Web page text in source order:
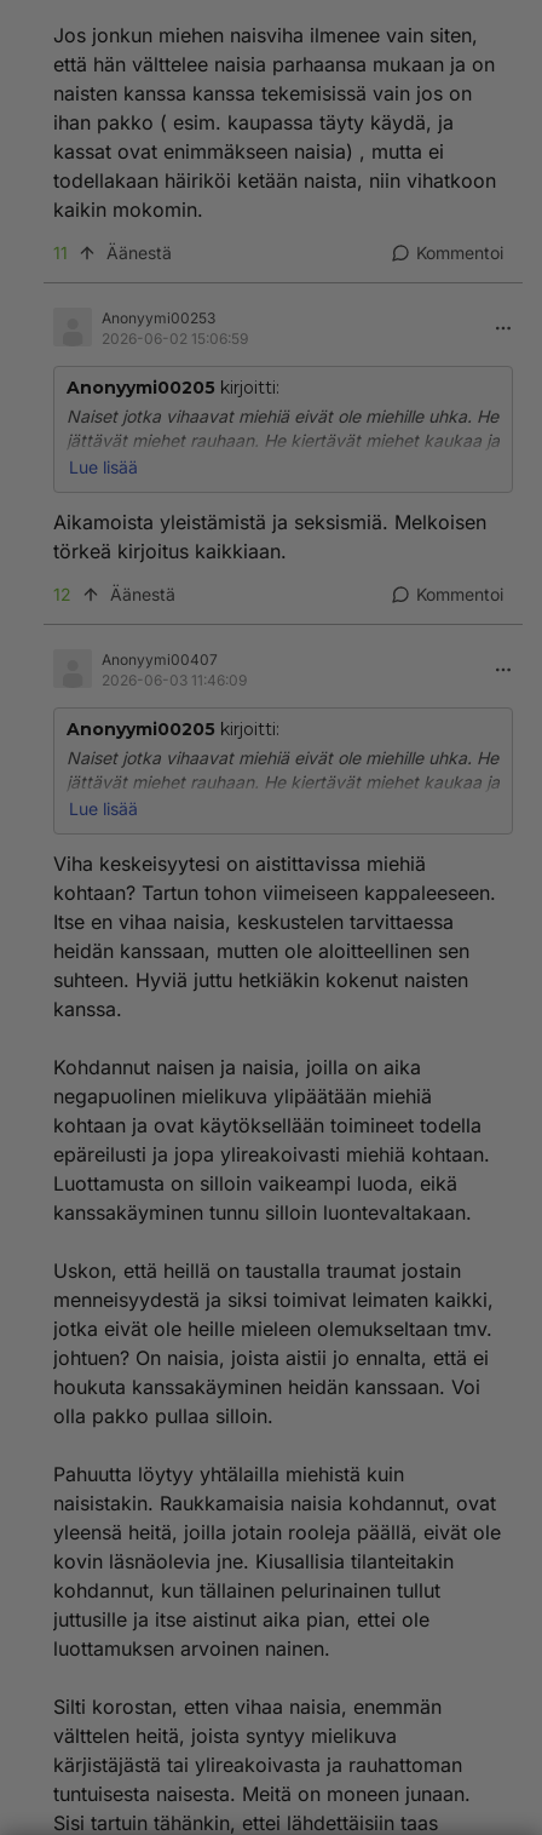
Jos jonkun miehen naisviha ilmenee vain siten,
että hän välttelee naisia parhaansa mukaan ja on
naisten kanssa kanssa tekemisissä vain jos on
ihan pakko ( esim. kaupassa täyty käydä, ja
kassat ovat enimmäkseen naisia) , mutta ei
todellakaan häiriköi ketään naista, niin vihatkoon
kaikin mokomin.
11 Äänestä Kommentoi
Anonyymi00253
2026-06-02 15:06:59
Anonyymi00205 kirjoitti:
Naiset jotka vihaavat miehiä eivät ole miehille uhka. He
jättävät miehet rauhaan. He kiertävät miehet kaukaa ja
ovat miesten kanssa niin vähän tekemisissä kuin
Miehet jotka vihaavat naisia ovat valmiit
pahoinpitelemään, raiskaamaan ja tappamaan
naisia.,He eivät todellakaan jätä naisia rauhaan vaan
vainoavat, seuraavat, uhkailevat ja häiriköivät.
Jos jonkun miehen naisviha ilmenee vain siten, että
hän välttelee naisia parhaansa mukaan ja on naisten
esim. kaupassa täyty käydä, ja kassat ovat
enimmäkseen naisia) , mutta ei todellakaan häiriköi
ketään naista, niin vihatkoon kaikin mokomin.
Lue lisää
Aikamoista yleistämistä ja seksismiä. Melkoisen
törkeä kirjoitus kaikkiaan.
12 Äänestä Kommentoi
Anonyymi00407
2026-06-03 11:46:09
Anonyymi00205 kirjoitti:
Naiset jotka vihaavat miehiä eivät ole miehille uhka. He
jättävät miehet rauhaan. He kiertävät miehet kaukaa ja
ovat miesten kanssa niin vähän tekemisissä kuin
Miehet jotka vihaavat naisia ovat valmiit
pahoinpitelemään, raiskaamaan ja tappamaan
naisia.,He eivät todellakaan jätä naisia rauhaan vaan
vainoavat, seuraavat, uhkailevat ja häiriköivät.
esim. kaupassa täyty käydä, ja kassat ovat
enimmäkseen naisia) , mutta ei todellakaan häiriköi
ketään naista, niin vihatkoon kaikin mokomin.
Lue lisää
Viha keskeisyytesi on aistittavissa miehiä
kohtaan? Tartun tohon viimeiseen kappaleeseen.
Itse en vihaa naisia, keskustelen tarvittaessa
heidän kanssaan, mutten ole aloitteellinen sen
suhteen. Hyviä juttu hetkiäkin kokenut naisten
kanssa.
Kohdannut naisen ja naisia, joilla on aika
negapuolinen mielikuva ylipäätään miehiä
kohtaan ja ovat käytöksellään toimineet todella
epäreilusti ja jopa ylireakoivasti miehiä kohtaan.
Luottamusta on silloin vaikeampi luoda, eikä
kanssakäyminen tunnu silloin luontevaltakaan.
Uskon, että heillä on taustalla traumat jostain
menneisyydestä ja siksi toimivat leimaten kaikki,
jotka eivät ole heille mieleen olemukseltaan tmv.
johtuen? On naisia, joista aistii jo ennalta, että ei
houkuta kanssakäyminen heidän kanssaan. Voi
olla pakko pullaa silloin.
Pahuutta löytyy yhtälailla miehistä kuin
naisistakin. Raukkamaisia naisia kohdannut, ovat
yleensä heitä, joilla jotain rooleja päällä, eivät ole
kovin läsnäolevia jne. Kiusallisia tilanteitakin
kohdannut, kun tällainen pelurinainen tullut
juttusille ja itse aistinut aika pian, ettei ole
luottamuksen arvoinen nainen.
Silti korostan, etten vihaa naisia, enemmän
välttelen heitä, joista syntyy mielikuva
kärjistäjästä tai ylireakoivasta ja rauhattoman
tuntuisesta naisesta. Meitä on moneen junaan.
Sisi tartuin tähänkin, ettei lähdettäisiin taas